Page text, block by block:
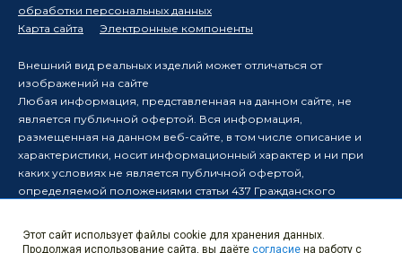
обработки персональных данных
Карта сайта
Электронные компоненты
Внешний вид реальных изделий может отличаться от
изображений на сайте
Любая информация, представленная на данном сайте, не
является публичной офертой. Вся информация,
размещенная на данном веб-сайте, в том числе описание и
характеристики, носит информационный характер и ни при
каких условиях не является публичной офертой,
определяемой положениями статьи 437 Гражданского
Производитель оставляет за собой право в одностороннем
порядке вносить изменения в информацию, размещенную на
Этот сайт использует файлы cookie для хранения данных.
Продолжая использование сайта, вы даёте согласие на работу с